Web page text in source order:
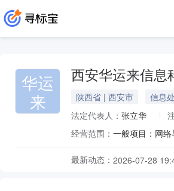
华运
来
西安华运来信息
陕西省 | 西安市 信息
法定代表人： 张立华
经营范围：
最新动态： 2026-07-28